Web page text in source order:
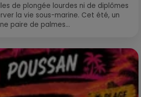
de plongée lourdes ni de diplômes
la vie sous-marine. Cet été, un
paire de palmes...